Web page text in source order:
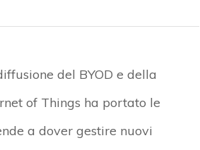
del BYOD e della
of Things ha portato le
a dover gestire nuovi